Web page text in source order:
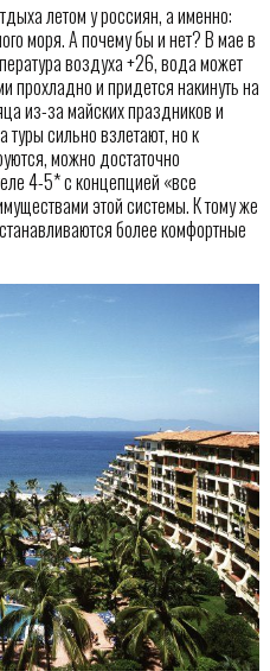
летом у россиян, а именно:
моря. А почему бы и нет? В мае в
воздуха +26, вода может
прохладно и придется накинуть на
из-за майских праздников и
туры сильно взлетают, но к
можно достаточно
4-5* с концепцией «все
этой системы. К тому же
более комфортные